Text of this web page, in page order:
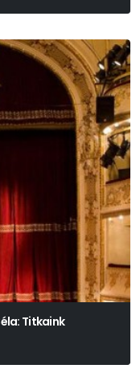
Titkaink